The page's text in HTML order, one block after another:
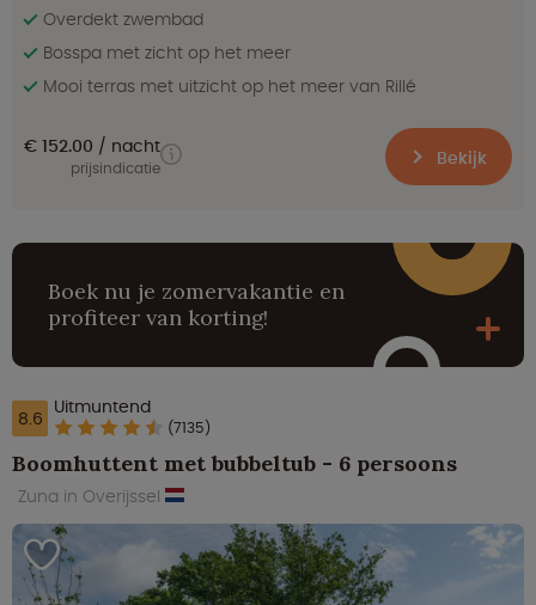
Overdekt zwembad
Bosspa met zicht op het meer
Mooi terras met uitzicht op het meer van Rillé
€ 152.00 nacht
prijsindicatie Bekijk
Boek nu je zomervakantie en
profiteer van korting!
8.6 Uitmuntend
(7135)
Boomhuttent met bubbeltub - 6 persoons
Zuna in Overijssel